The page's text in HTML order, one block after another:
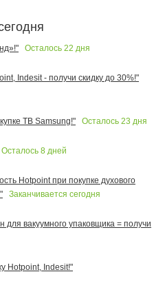
Осталось 22 дня
Indesit - получи скидку до 30%!"
ТВ Samsung!"
Осталось 23 дня
Осталось 8 дней
Hotpoint при покупке духового
Заканчивается сегодня
для вакуумного упаковщика = получи
Hotpoint, Indesit!"